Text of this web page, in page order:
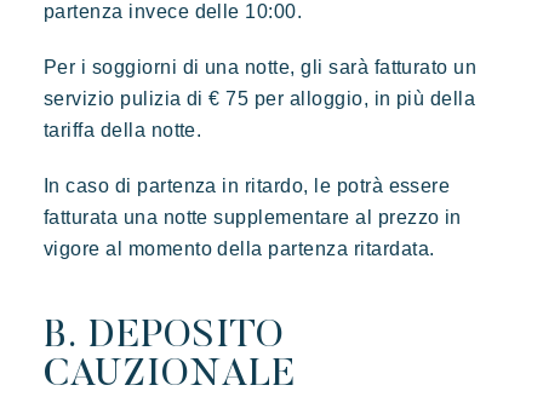
partenza invece delle 10:00.
Per i soggiorni di una notte, gli sarà fatturato un
servizio pulizia di € 75 per alloggio, in più della
tariffa della notte.
In caso di partenza in ritardo, le potrà essere
fatturata una notte supplementare al prezzo in
vigore al momento della partenza ritardata.
B. DEPOSITO
CAUZIONALE